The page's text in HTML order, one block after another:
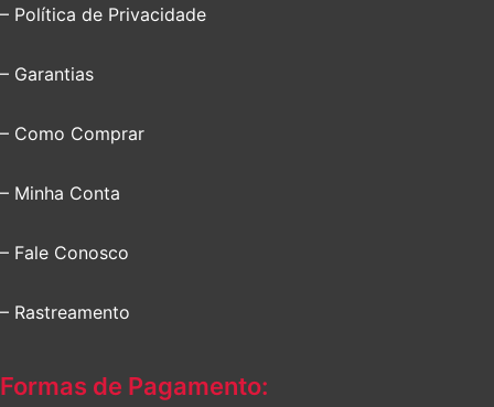
– Política de Privacidade
– Garantias
– Como Comprar
– Minha Conta
– Fale Conosco
– Rastreamento
Formas de Pagamento: